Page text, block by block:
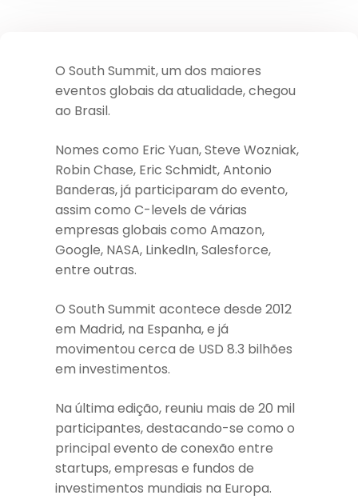
O South Summit, um dos maiores
eventos globais da atualidade, chegou
ao Brasil.
Nomes como Eric Yuan, Steve Wozniak,
Robin Chase, Eric Schmidt, Antonio
Banderas, já participaram do evento,
assim como C-levels de várias
empresas globais como Amazon,
Google, NASA, LinkedIn, Salesforce,
entre outras.
O South Summit acontece desde 2012
em Madrid, na Espanha, e já
movimentou cerca de USD 8.3 bilhões
em investimentos.
Na última edição, reuniu mais de 20 mil
participantes, destacando-se como o
principal evento de conexão entre
startups, empresas e fundos de
investimentos mundiais na Europa.